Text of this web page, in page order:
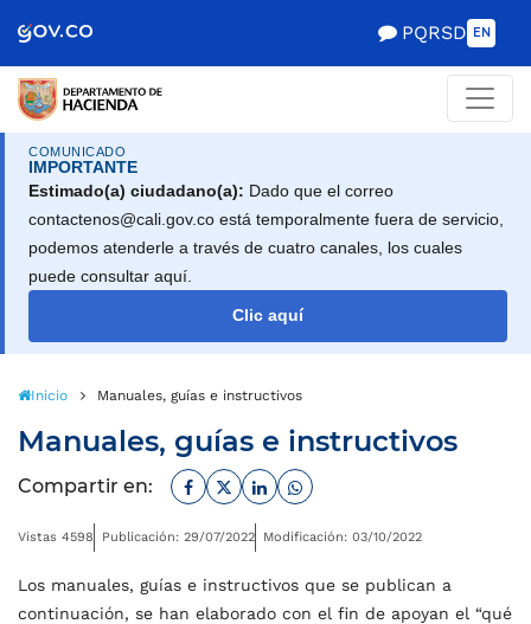
de Gobierno
PQRSD EN
COMUNICADO
IMPORTANTE
Estimado(a) ciudadano(a): Dado que el correo
contactenos@cali.gov.co está temporalmente fuera de servicio,
podemos atenderle a través de cuatro canales, los cuales
puede consultar aquí.
Clic aquí
Inicio Manuales, guías e instructivos
Manuales, guías e instructivos
Compartir en: Facebook
TwitterLinkedinWhatsapp
Vistas 4598 Publicación: 29/07/2022 Modificación: 03/10/2022
Los manuales, guías e instructivos que se publican a
continuación, se han elaborado con el fin de apoyan el “qué